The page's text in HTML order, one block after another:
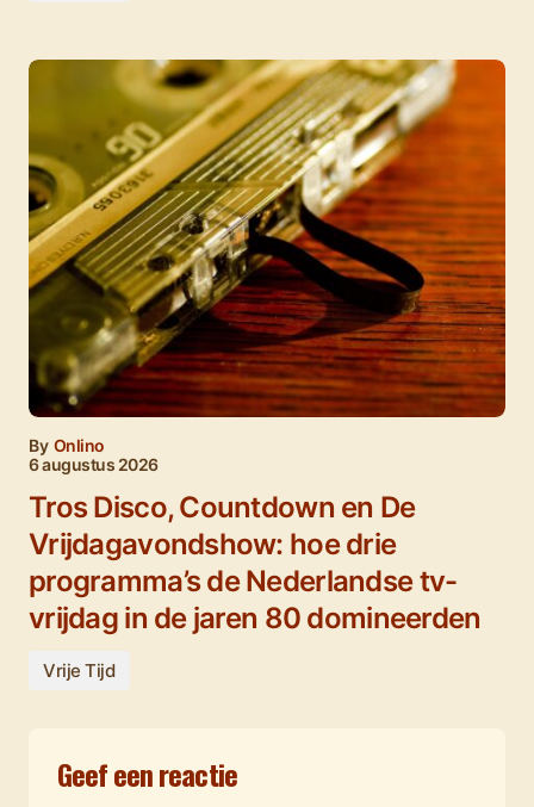
By Onlino
6 augustus 2026
Tros Disco, Countdown en De
Vrijdagavondshow: hoe drie
programma’s de Nederlandse tv-
vrijdag in de jaren 80 domineerden
Vrije Tijd
Geef een reactie